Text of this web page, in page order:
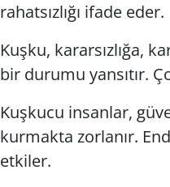
rahatsızlığı ifade eder.
Kuşku, kararsızlığa,
bir durumu yansıtır.
Kuşkucu insanlar,
kurmakta zorlanır.
etkiler.